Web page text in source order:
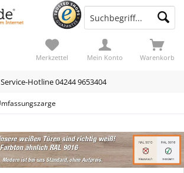
Service-Hotline 04244 9653404
Warenkorb
Merkzettel Mein Konto